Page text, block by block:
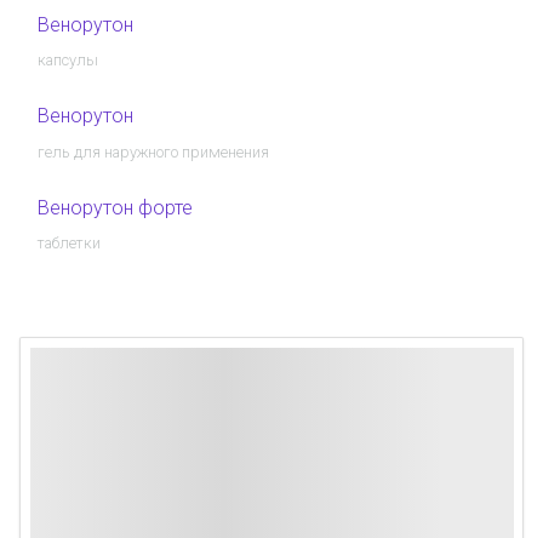
Венорутон
капсулы
Венорутон
гель для наружного применения
Венорутон форте
таблетки